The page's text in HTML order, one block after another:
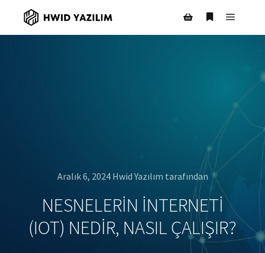
Aralık 6, 2024 Hwid Yazılım tarafından
NESNELERIN İNTERNETI
(IOT) NEDIR, NASIL ÇALIŞIR?